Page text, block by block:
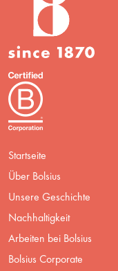
Startseite
Über Bolsius
Unsere Geschichte
Nachhaltigkeit
Arbeiten bei Bolsius
Bolsius Corporate